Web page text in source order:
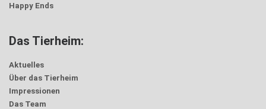
Happy Ends
Das Tierheim:
Aktuelles
Über das Tierheim
Impressionen
Das Team